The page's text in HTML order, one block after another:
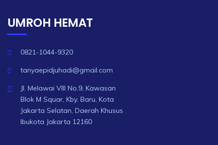
UMROH HEMAT
0821-1044-9320
tanyaepidjuhadi@gmail.com
Jl. Melawai VIII No.9, Kawasan
Blok M Squar, Kby. Baru, Kota
Jakarta Selatan, Daerah Khusus
Ibukota Jakarta 12160